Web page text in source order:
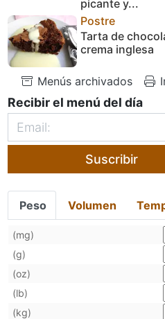
picante y...
Postre
Tarta de
crema inglesa
Menús archivados
Recibir el menú del día
Suscribir
Peso Volumen
(mg)
(g)
(oz)
(lb)
(kg)